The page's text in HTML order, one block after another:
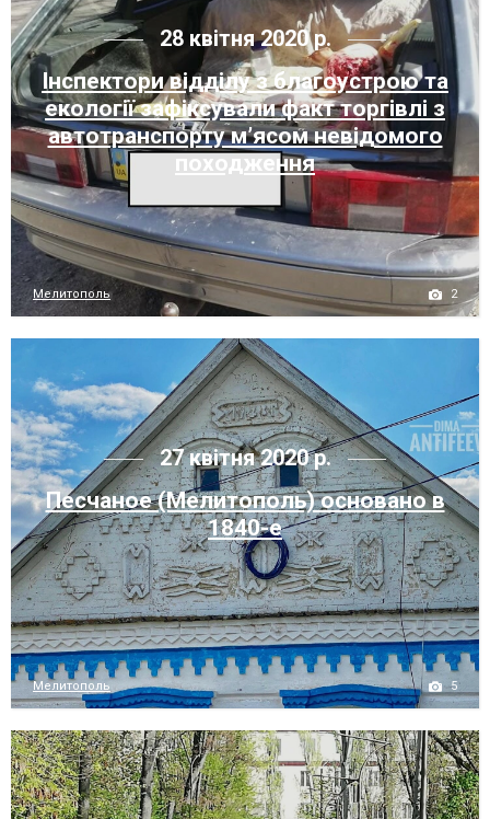
28 квітня 2020 р.
Інспектори відділу з благоустрою та
екології зафіксували факт торгівлі з
автотранспорту м’ясом невідомого
походження
Мелитополь 2
27 квітня 2020 р.
Песчаное (Мелитополь) основано в
1840-е
Мелитополь 5